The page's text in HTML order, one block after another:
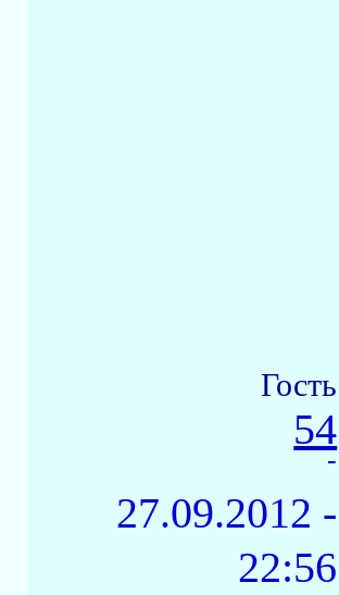
Гость
54
-
27.09.2012 -
22:56